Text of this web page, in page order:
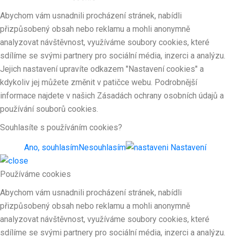
Abychom vám usnadnili procházení stránek, nabídli
přizpůsobený obsah nebo reklamu a mohli anonymně
analyzovat návštěvnost, využíváme soubory cookies, které
sdílíme se svými partnery pro sociální média, inzerci a analýzu.
Jejich nastavení upravíte odkazem "Nastavení cookies" a
kdykoliv jej můžete změnit v patičce webu. Podrobnější
informace najdete v našich Zásadách ochrany osobních údajů a
používání souborů cookies.
Souhlasíte s používáním cookies?
Ano, souhlasímNesouhlasím Nastavení
Používáme cookies
Abychom vám usnadnili procházení stránek, nabídli
přizpůsobený obsah nebo reklamu a mohli anonymně
analyzovat návštěvnost, využíváme soubory cookies, které
sdílíme se svými partnery pro sociální média, inzerci a analýzu.